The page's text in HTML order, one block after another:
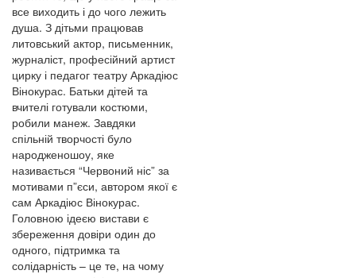
все виходить і до чого лежить
душа. З дітьми працював
литовський актор, письменник,
журналіст, професійний артист
цирку і педагог театру Аркадіюс
Вінокурас. Батьки дітей та
вчителі готували костюми,
робили манеж. Завдяки
спільній творчості було
народженошоу, яке
називається “Червоний ніс” за
мотивами п”єси, автором якої є
сам Аркадіюс Вінокурас.
Головною ідеєю вистави є
збереження довіри один до
одного, підтримка та
солідарність – це те, на чому